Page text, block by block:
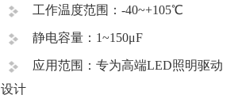
工作温度范围：-40~+105℃
静电容量：1~150μF
应用范围：专为高端LED照明驱动
设计